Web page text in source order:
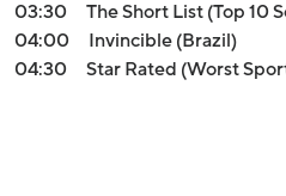
03:30
The Short List (Top 10
04:00
Invincible (Brazil)
04:30
Star Rated (Worst